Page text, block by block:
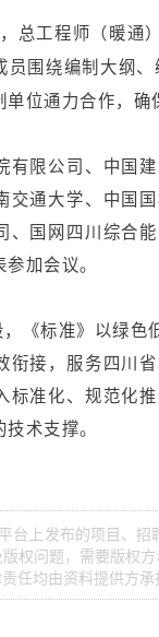
总工程师（暖通）
员围绕编制大纲
位通力合作，确
有限公司、中国
交通大学、中国
、国网四川综合
加会议。
《标准》以绿
衔接，服务四川
标准化、规范化
术支撑。
台上发布的项目、招
权问题，需要版权
任均由资料提供方承